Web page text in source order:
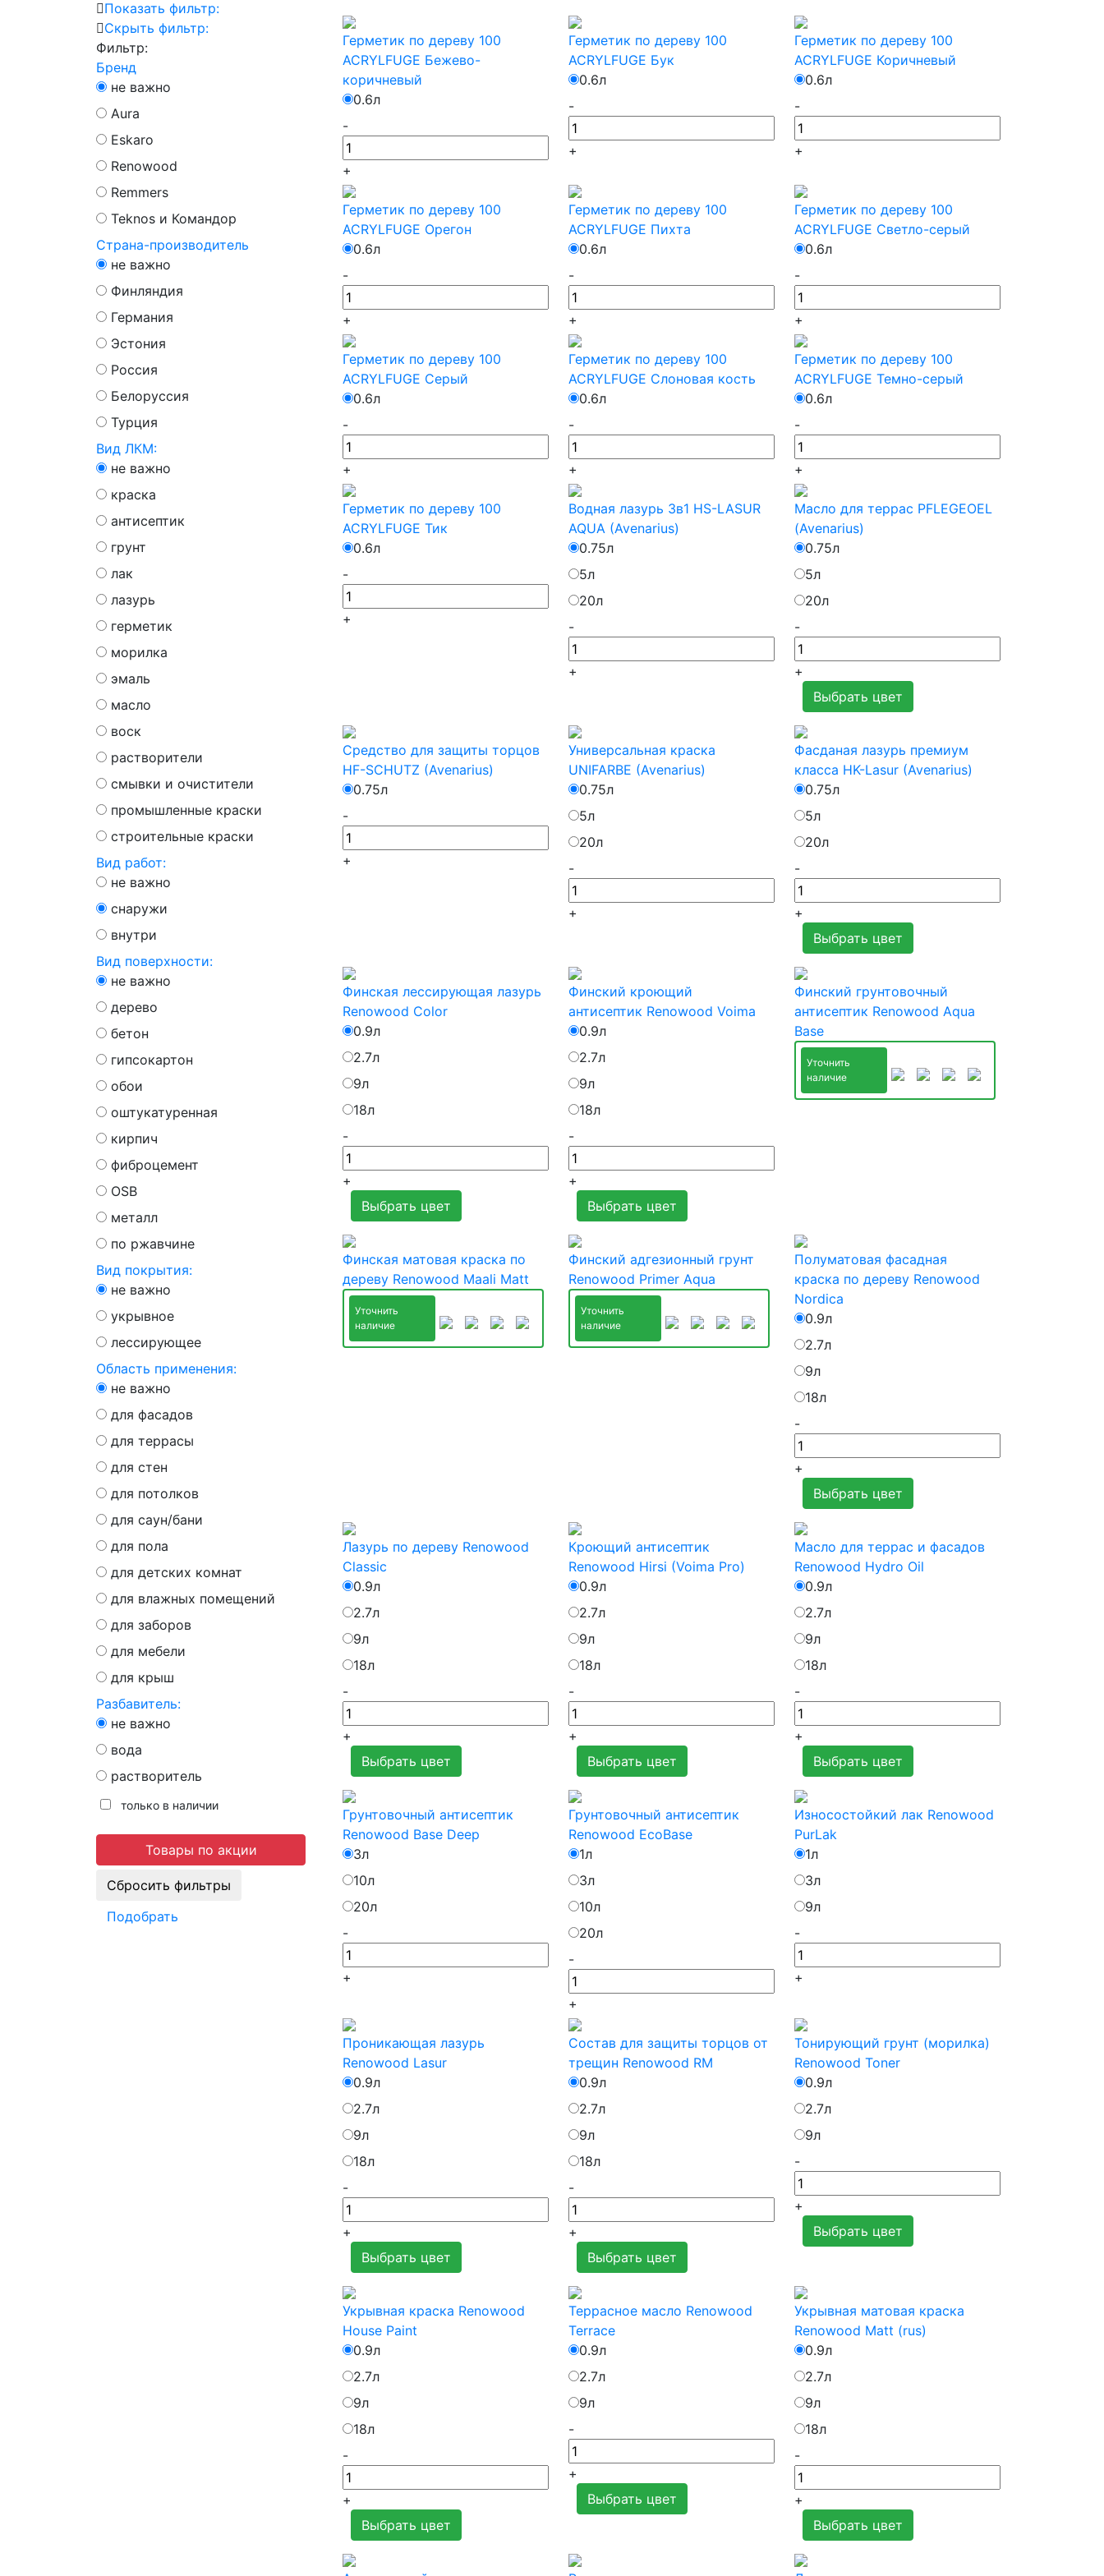
Показать фильтр:
Скрыть фильтр:
Фильтр:
Бренд
не важно
Aura
Eskaro
Renowood
Remmers
Teknos и Командор
Страна-производитель
не важно
Финляндия
Германия
Эстония
Россия
Белоруссия
Турция
Вид ЛКМ:
не важно
краска
антисептик
грунт
лак
лазурь
герметик
морилка
эмаль
масло
воск
растворители
смывки и очистители
промышленные краски
строительные краски
Вид работ:
не важно
снаружи
внутри
Вид поверхности:
не важно
дерево
бетон
гипсокартон
обои
оштукатуренная
кирпич
фиброцемент
OSB
металл
по ржавчине
Вид покрытия:
не важно
укрывное
лессирующее
Область применения:
не важно
для фасадов
для террасы
для стен
для потолков
для саун/бани
для пола
для детских комнат
для влажных помещений
для заборов
для мебели
для крыш
Разбавитель:
не важно
вода
растворитель
только в наличии
Товары по акции
Подобрать
Герметик по дереву 100
ACRYLFUGE Бежево-
коричневый
0.6л
-
+
Герметик по дереву 100
ACRYLFUGE Бук
0.6л
-
+
Герметик по дереву 100
ACRYLFUGE Коричневый
0.6л
-
+
Герметик по дереву 100
ACRYLFUGE Орегон
0.6л
-
+
Герметик по дереву 100
ACRYLFUGE Пихта
0.6л
-
+
Герметик по дереву 100
ACRYLFUGE Светло-серый
0.6л
-
+
Герметик по дереву 100
ACRYLFUGE Серый
0.6л
-
+
Герметик по дереву 100
ACRYLFUGE Слоновая кость
0.6л
-
+
Герметик по дереву 100
ACRYLFUGE Темно-серый
0.6л
-
+
Герметик по дереву 100
ACRYLFUGE Тик
0.6л
-
+
Водная лазурь 3в1 HS-LASUR
AQUA (Avenarius)
0.75л
5л
20л
-
+
Масло для террас PFLEGEOEL
(Avenarius)
0.75л
5л
20л
-
+
Выбрать цвет
Средство для защиты торцов
HF-SCHUTZ (Avenarius)
0.75л
-
+
Универсальная краска
UNIFARBE (Avenarius)
0.75л
5л
20л
-
+
Фасданая лазурь премиум
класса HK-Lasur (Avenarius)
0.75л
5л
20л
-
+
Выбрать цвет
Финская лессирующая лазурь
Renowood Color
0.9л
2.7л
9л
18л
-
+
Выбрать цвет
Финский кроющий
антисептик Renowood Voima
0.9л
2.7л
9л
18л
-
+
Выбрать цвет
Финский грунтовочный
антисептик Renowood Aqua
Base
Уточнить
наличие
Финская матовая краска по
дереву Renowood Maali Matt
Уточнить
наличие
Финский адгезионный грунт
Renowood Primer Aqua
Уточнить
наличие
Полуматовая фасадная
краска по дереву Renowood
Nordica
0.9л
2.7л
9л
18л
-
+
Выбрать цвет
Лазурь по дереву Renowood
Classic
0.9л
2.7л
9л
18л
-
+
Выбрать цвет
Кроющий антисептик
Renowood Hirsi (Voima Pro)
0.9л
2.7л
9л
18л
-
+
Выбрать цвет
Масло для террас и фасадов
Renowood Hydro Oil
0.9л
2.7л
9л
18л
-
+
Выбрать цвет
Грунтовочный антисептик
Renowood Base Deep
3л
10л
20л
-
+
Грунтовочный антисептик
Renowood EcoBase
1л
3л
10л
20л
-
+
Износостойкий лак Renowood
PurLak
1л
3л
9л
-
+
Проникающая лазурь
Renowood Lasur
0.9л
2.7л
9л
18л
-
+
Выбрать цвет
Состав для защиты торцов от
трещин Renowood RM
0.9л
2.7л
9л
18л
-
+
Выбрать цвет
Тонирующий грунт (морилка)
Renowood Toner
0.9л
2.7л
9л
-
+
Выбрать цвет
Укрывная краска Renowood
House Paint
0.9л
2.7л
9л
18л
-
+
Выбрать цвет
Террасное маcло Renowood
Terrace
0.9л
2.7л
9л
-
+
Выбрать цвет
Укрывная матовая краска
Renowood Matt (rus)
0.9л
2.7л
9л
18л
-
+
Выбрать цвет